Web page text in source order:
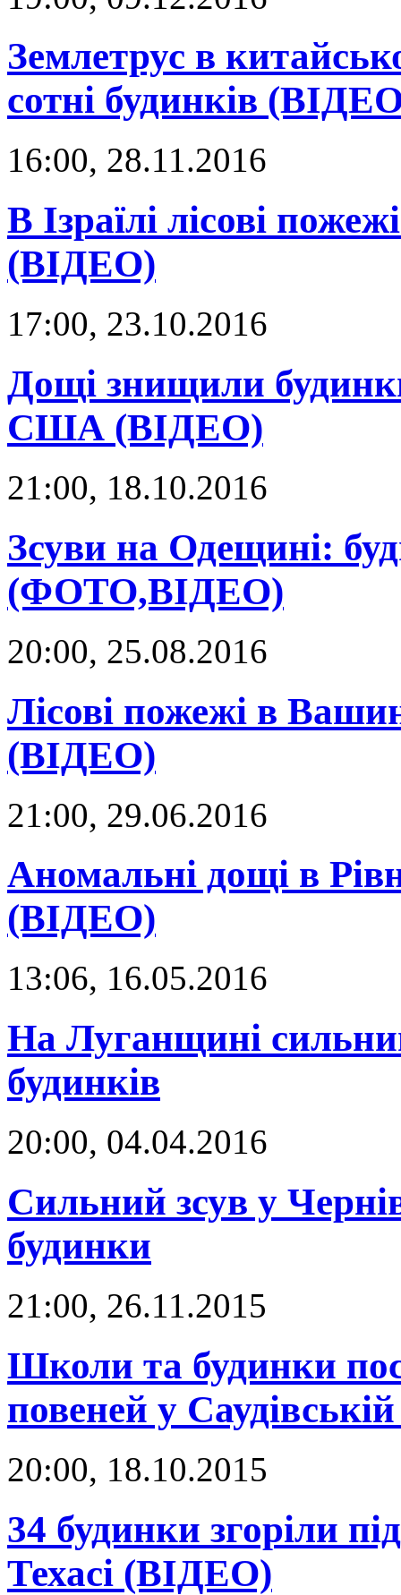
Землетрус в
сотні будинків
16:00, 28.11.2016
В Ізраїлі лісові
(ВІДЕО)
17:00, 23.10.2016
Дощі знищили
США (ВІДЕО)
21:00, 18.10.2016
Зсуви на Одещині:
(ФОТО,ВІДЕО)
20:00, 25.08.2016
Лісові пожежі в
(ВІДЕО)
21:00, 29.06.2016
Аномальні дощі в
(ВІДЕО)
13:06, 16.05.2016
На Луганщині
будинків
20:00, 04.04.2016
Сильний зсув у
будинки
21:00, 26.11.2015
Школи та будинки
повеней у
20:00, 18.10.2015
34 будинки згоріли
Техасі (ВІДЕО)